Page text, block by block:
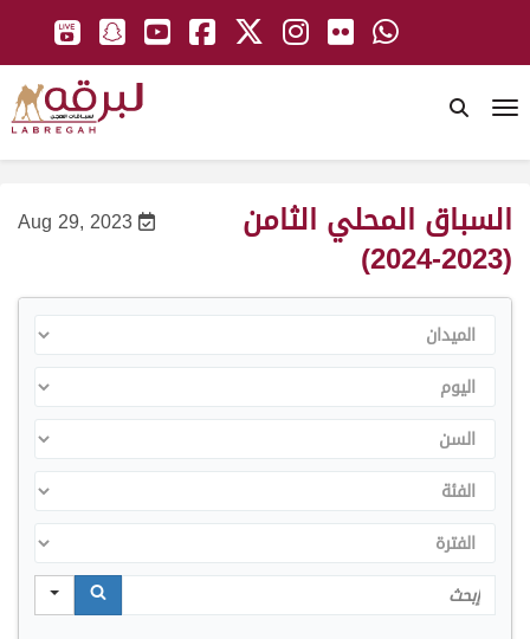
Aug 29, 2023 السباق المحلي الثامن
(2023-2024)
الميدان
اليوم
السن
الفئة
الفترة
Search